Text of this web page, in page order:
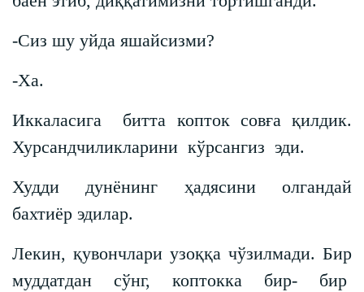
-Сиз шу уйда яшайсизми?
-Ха.
Иккаласига битта копток совға қилдик.
Хурсандчиликларини кўрсангиз эди.
Худди дунёнинг ҳадясини олгандай
бахтиёр эдилар.
Лекин, қувончлари узоққа чўзилмади. Бир
муддатдан сўнг, коптокка бир- бир